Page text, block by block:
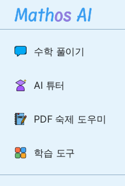
수학 풀이기
AI 튜터
PDF 숙제 도우미
학습 도구